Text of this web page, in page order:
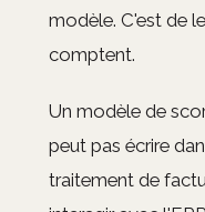
modèle. C'est de
comptent.
Un modèle de
peut pas écrire
traitement de